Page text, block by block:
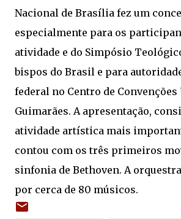
Nacional de Brasília fez um
especialmente para os
atividade e do Simpósio
bispos do Brasil e para
federal no Centro de Convenções
Guimarães. A apresentação,
atividade artística mais
contou com os três primeiros
sinfonia de Bethoven. A
por cerca de 80 músicos.